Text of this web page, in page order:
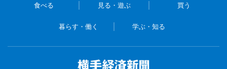
食べる 見る・遊ぶ 買う
暮らす・働く 学ぶ・知る